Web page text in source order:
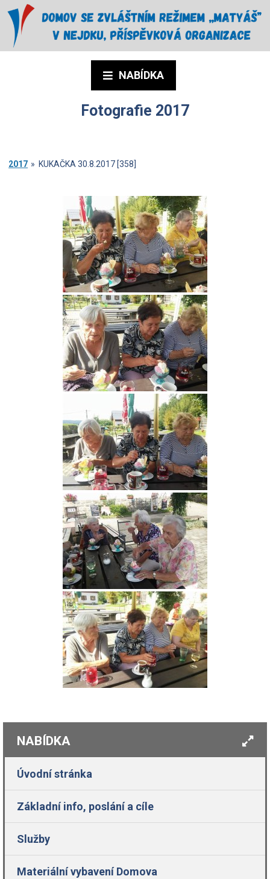
NABÍDKA
Fotografie 2017
2017 » KUKAČKA 30.8.2017 [358]
NABÍDKA
Úvodní stránka
Základní info, poslání a cíle
Služby
Materiální vybavení Domova